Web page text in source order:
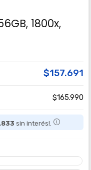
1800x,
$157.691
$165.990
sin interés!.